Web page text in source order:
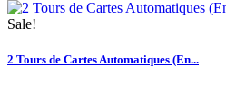
Sale!
2 Tours de Cartes Automatiques (En...